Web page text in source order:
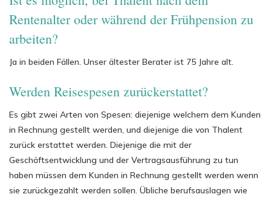
Rentenalter oder während der Frühpension zu
arbeiten?
Ja in beiden Fällen. Unser ältester Berater ist 75 Jahre alt.
Werden Reisespesen zurückerstattet?
Es gibt zwei Arten von Spesen: diejenige welchem dem Kunden
in Rechnung gestellt werden, und diejenige die von Thalent
zurück erstattet werden. Diejenige die mit der
Geschäftsentwicklung und der Vertragsausführung zu tun
haben müssen dem Kunden in Rechnung gestellt werden wenn
sie zurückgezahlt werden sollen. Übliche berufsauslagen wie